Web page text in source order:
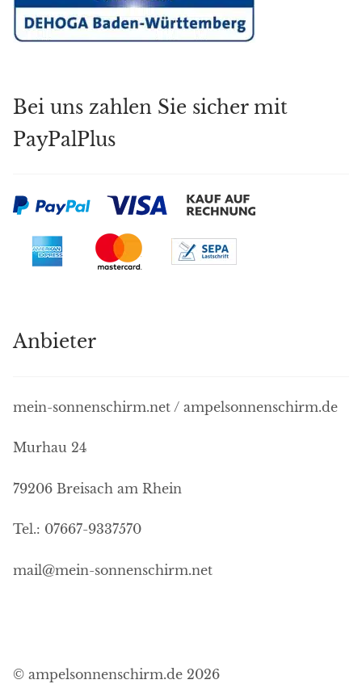
Bei uns zahlen Sie sicher mit
PayPalPlus
Anbieter
mein-sonnenschirm.net / ampelsonnenschirm.de
Murhau 24
79206 Breisach am Rhein
Tel.: 07667-9337570
mail@mein-sonnenschirm.net
© ampelsonnenschirm.de 2026